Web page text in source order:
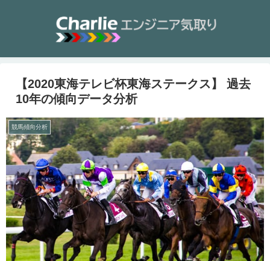
【2020東海テレビ杯東海ステークス】 過去
10年の傾向データ分析
競馬傾向分析